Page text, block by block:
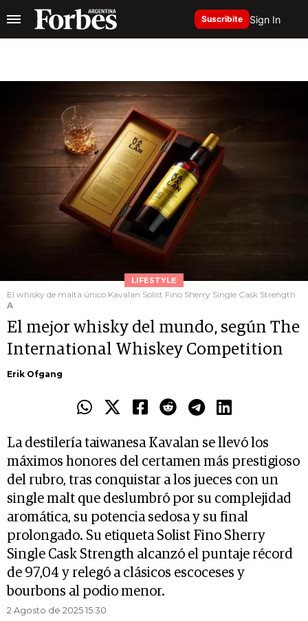
Suscribite Sign In
LIFESTYLE
El whisky de malta único Kavalan Solist Fino Sherry Single Cask Strength
A
El mejor whisky del mundo, según The
International Whiskey Competition
Erik Ofgang
La destilería taiwanesa Kavalan se llevó los
máximos honores del certamen más prestigioso
del rubro, tras conquistar a los jueces con un
single malt que deslumbró por su complejidad
aromática, su potencia sedosa y su final
prolongado. Su etiqueta Solist Fino Sherry
Single Cask Strength alcanzó el puntaje récord
de 97,04 y relegó a clásicos escoceses y
bourbons al podio menor.
2 Agosto de 2025 15.30